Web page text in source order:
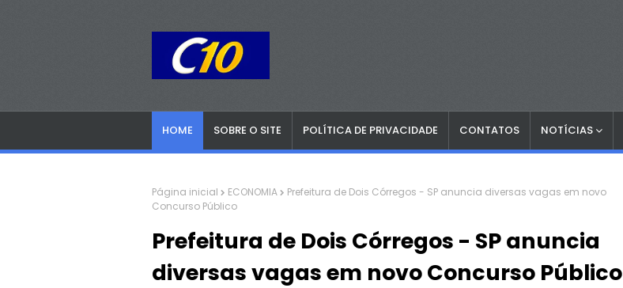
HOME SOBRE O SITE POLÍTICA DE PRIVACIDADE CONTATOS NOTÍCIAS
Página inicial ECONOMIA
Prefeitura de Dois Córregos - SP anuncia diversas vagas em novo
Concurso Público
Prefeitura de Dois Córregos - SP anuncia
diversas vagas em novo Concurso Público